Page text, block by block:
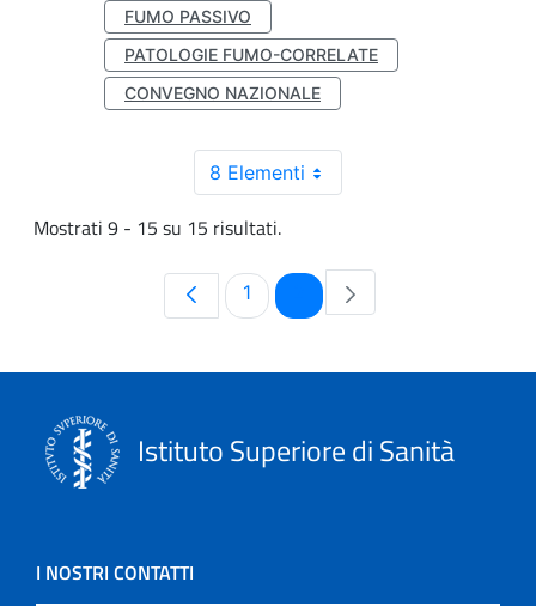
FUMO PASSIVO
PATOLOGIE FUMO-CORRELATE
CONVEGNO NAZIONALE
8 Elementi
Mostrati 9 - 15 su 15 risultati.
Pagina
1 Pagina
Istituto Superiore di Sanità
I NOSTRI CONTATTI